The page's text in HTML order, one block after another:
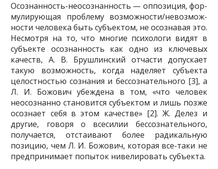
Осознанность-неосознанность — оппозиция, фор­
мулирующая проблему возможности/невозмож-
ности человека быть субъектом, не осознавая это.
Несмотря на то, что многие психологи видят в
субъ­екте осознанность как одно из ключевых
качеств, А. В. Брушлинский отчасти допускает
такую возмож­ность, когда наделяет субъекта
целостностью созна­ния и бессознательного [3], а
Л. И. Божович убеждена в том, «что человек
неосознанно становится субъ­ектом и лишь позже
осознает себя в этом качестве» [2]. Ж. Делез и
другие, говоря о всесилии бессозна­тельного,
получается, отстаивают более радикальную
позицию, чем Л. И. Божович, которая все-таки не
предпринимает попыток нивелировать субъекта.